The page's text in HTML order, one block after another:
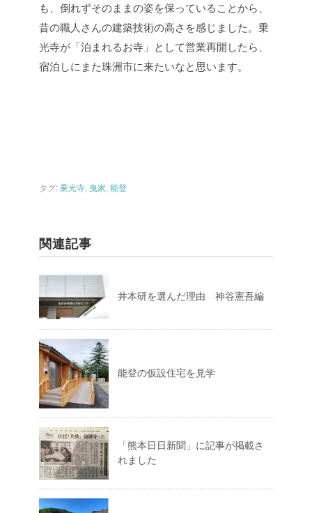
も、倒れずそのままの姿を保っていることから、
昔の職人さんの建築技術の高さを感じました。乗
光寺が「泊まれるお寺」として営業再開したら、
宿泊しにまた珠洲市に来たいなと思います。
タグ: 乗光寺 曳家 能登
関連記事
井本研を選んだ理由 神谷憲吾編
能登の仮設住宅を見学
「熊本日日新聞」に記事が掲載さ
れました